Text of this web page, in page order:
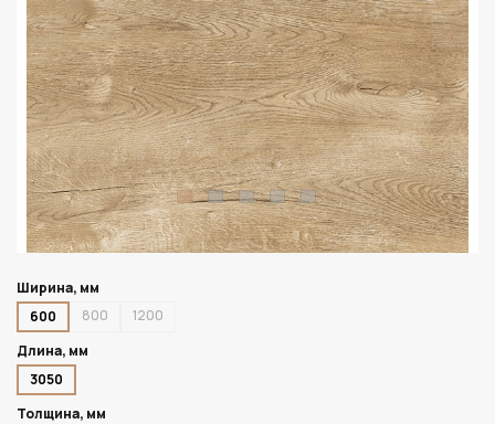
Ширина, мм
600
800
1200
Длина, мм
3050
Толщина, мм